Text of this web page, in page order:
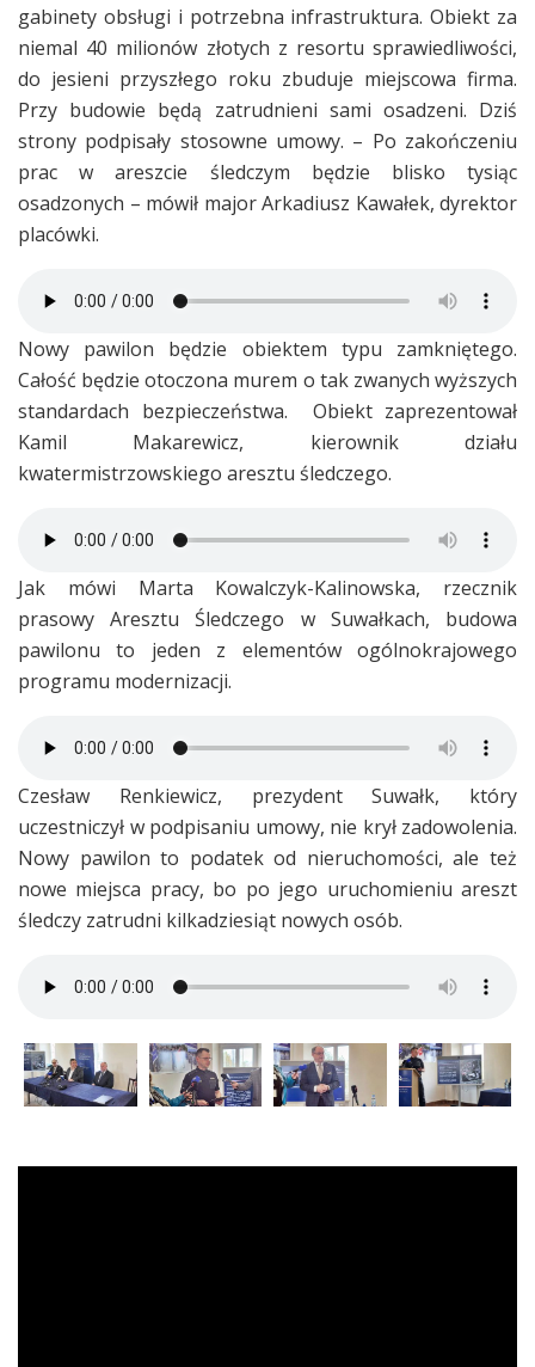
gabinety obsługi i potrzebna infrastruktura. Obiekt za
niemal 40 milionów złotych z resortu sprawiedliwości,
do jesieni przyszłego roku zbuduje miejscowa firma.
Przy budowie będą zatrudnieni sami osadzeni. Dziś
strony podpisały stosowne umowy. – Po zakończeniu
prac w areszcie śledczym będzie blisko tysiąc
osadzonych – mówił major Arkadiusz Kawałek, dyrektor
placówki.
Nowy pawilon będzie obiektem typu zamkniętego.
Całość będzie otoczona murem o tak zwanych wyższych
standardach bezpieczeństwa. Obiekt zaprezentował
Kamil Makarewicz, kierownik działu
kwatermistrzowskiego aresztu śledczego.
Jak mówi Marta Kowalczyk-Kalinowska, rzecznik
prasowy Aresztu Śledczego w Suwałkach, budowa
pawilonu to jeden z elementów ogólnokrajowego
programu modernizacji.
Czesław Renkiewicz, prezydent Suwałk, który
uczestniczył w podpisaniu umowy, nie krył zadowolenia.
Nowy pawilon to podatek od nieruchomości, ale też
nowe miejsca pracy, bo po jego uruchomieniu areszt
śledczy zatrudni kilkadziesiąt nowych osób.